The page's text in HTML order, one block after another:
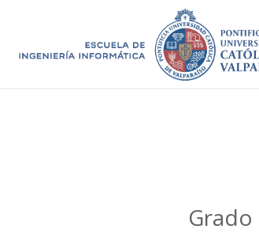
Grado